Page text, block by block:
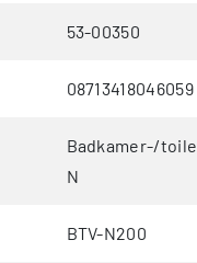
53-00350
08713418046059
Badkamer-/
N
BTV-N200